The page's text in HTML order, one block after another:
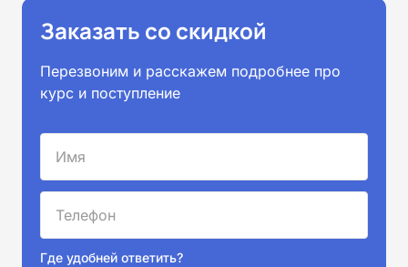
Заказать со скидкой
Перезвоним и расскажем подробнее про
курс и поступление
Где удобней ответить?